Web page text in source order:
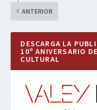
ANTERIOR
DESCARGA LA
10º ANIVERSARIO
CULTURAL